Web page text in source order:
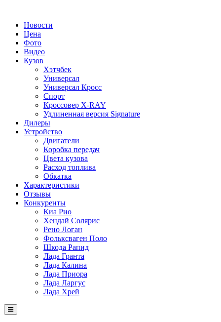
Новости
Цена
Фото
Видео
Кузов
Хэтчбек
Универсал
Универсал Кросс
Спорт
Кроссовер X-RAY
Удлиненная версия Signature
Дилеры
Устройство
Двигатели
Коробка передач
Цвета кузова
Расход топлива
Обкатка
Характеристики
Отзывы
Конкуренты
Киа Рио
Хендай Солярис
Рено Логан
Фольксваген Поло
Шкода Рапид
Лада Гранта
Лада Калина
Лада Приора
Лада Ларгус
Лада Хрей